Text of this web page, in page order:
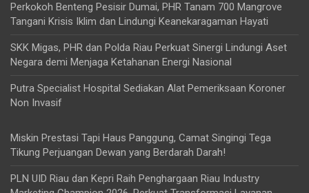
Perkokoh Benteng Pesisir Dumai, PHR Tanam 700 Mangrove
Tangani Krisis Iklim dan Lindungi Keanekaragaman Hayati
SKK Migas, PHR dan Polda Riau Perkuat Sinergi Lindungi Aset
Negara demi Menjaga Ketahanan Energi Nasional
Putra Specialist Hospital Sediakan Alat Pemeriksaan Koroner
Non Invasif
Miskin Prestasi Tapi Haus Panggung, Camat Singingi Tega
Tikung Perjuangan Dewan yang Berdarah Darah!
PLN UID Riau dan Kepri Raih Penghargaan Riau Industry